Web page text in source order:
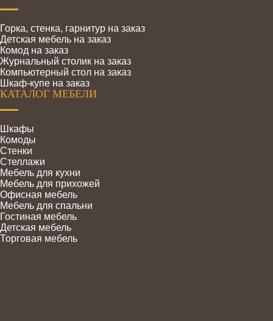
Горка, стенка, гарнитур на заказ
Детская мебель на заказ
Комод на заказ
Журнальный столик на заказ
Компьютерный стол на заказ
Шкаф-купе на заказ
КАТАЛОГ МЕБЕЛИ
Шкафы
Комоды
Стенки
Стеллажи
Мебель для кухни
Мебель для прихожей
Офисная мебель
Мебель для спальни
Гостиная мебель
Детская мебель
Торговая мебель